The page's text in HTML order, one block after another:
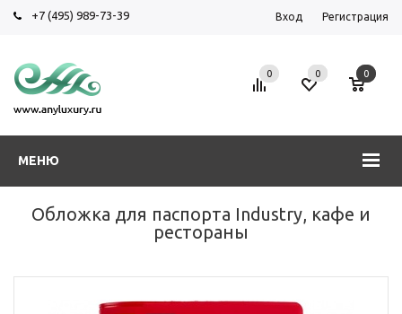
+7 (495) 989-73-39 Вход Регистрация
МЕНЮ
0 0 0
Обложка для паспорта Industry, кафе и
рестораны